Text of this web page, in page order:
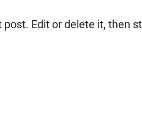
Edit or delete it, then